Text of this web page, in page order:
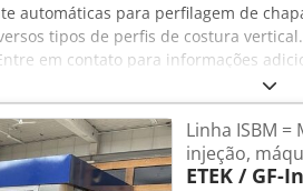
automáticas para perfilagem de
tipos de perfis de costura
em contato para informações
Linha ISBM
injeção,
ETEK / GF-